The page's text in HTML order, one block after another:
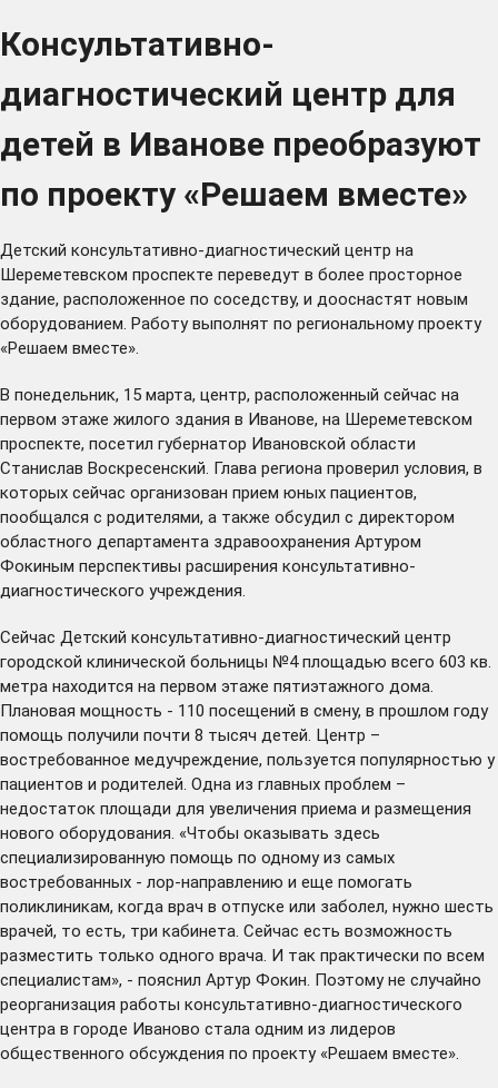
Консультативно-
диагностический центр для
детей в Иванове преобразуют
по проекту «Решаем вместе»
Детский консультативно-диагностический центр на
Шереметевском проспекте переведут в более просторное
здание, расположенное по соседству, и дооснастят новым
оборудованием. Работу выполнят по региональному проекту
«Решаем вместе».
В понедельник, 15 марта, центр, расположенный сейчас на
первом этаже жилого здания в Иванове, на Шереметевском
проспекте, посетил губернатор Ивановской области
Станислав Воскресенский. Глава региона проверил условия, в
которых сейчас организован прием юных пациентов,
пообщался с родителями, а также обсудил с директором
областного департамента здравоохранения Артуром
Фокиным перспективы расширения консультативно-
диагностического учреждения.
Сейчас Детский консультативно-диагностический центр
городской клинической больницы №4 площадью всего 603 кв.
метра находится на первом этаже пятиэтажного дома.
Плановая мощность - 110 посещений в смену, в прошлом году
помощь получили почти 8 тысяч детей. Центр –
востребованное медучреждение, пользуется популярностью у
пациентов и родителей. Одна из главных проблем –
недостаток площади для увеличения приема и размещения
нового оборудования. «Чтобы оказывать здесь
специализированную помощь по одному из самых
востребованных - лор-направлению и еще помогать
поликлиникам, когда врач в отпуске или заболел, нужно шесть
врачей, то есть, три кабинета. Сейчас есть возможность
разместить только одного врача. И так практически по всем
специалистам», - пояснил Артур Фокин. Поэтому не случайно
реорганизация работы консультативно-диагностического
центра в городе Иваново стала одним из лидеров
общественного обсуждения по проекту «Решаем вместе».